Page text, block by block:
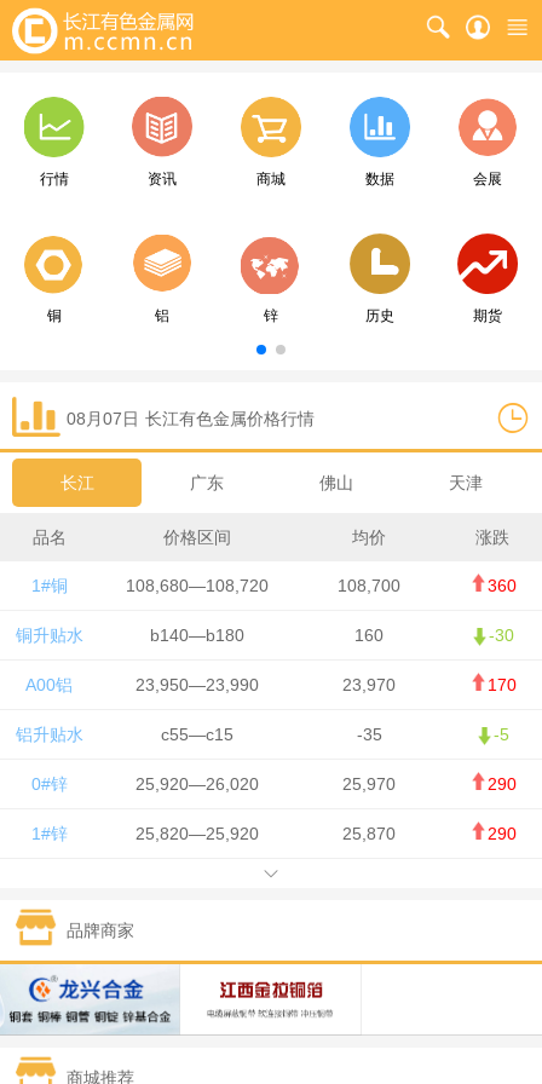
行情 资讯 商城 数据 会展
铜 铝 锌 历史 期货
08月07日 长江有色金属价格行情
长江 广东 佛山 天津
品名 价格区间 均价 涨跌
1#铜 108,680—108,720 108,700 360
铜升贴水 b140—b180 160 -30
A00铝 23,950—23,990 23,970 170
铝升贴水 c55—c15 -35 -5
0#锌 25,920—26,020 25,970 290
1#锌 25,820—25,920 25,870 290
1#锡 434,000—436,000
1#镍 129,550—130,750
1#白银 15,100—15,110 15,105 -70
品牌商家
商城推荐